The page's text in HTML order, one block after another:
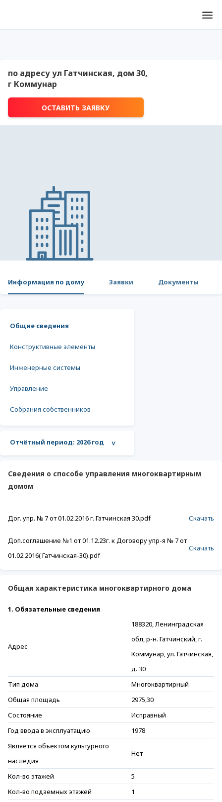
по адресу ул Гатчинская, дом 30,
г Коммунар
ОСТАВИТЬ ЗАЯВКУ
Информация по дому Заявки Документы
Общие сведения
Конструктивные элементы
Инженерные системы
Управление
Собрания собственников
Отчётный период: 2026 год >
Сведения о способе управления многоквартирным
домом
Дог. упр. № 7 от 01.02.2016 г. Гатчинская 30.pdf Скачать
Доп.соглашение №1 от 01.12.23г. к Договору упр-я № 7 от
01.02.2016( Гатчинская-30).pdf
Скачать
Общая характеристика многоквартирного дома
1. Обязательные сведения
Адрес
188320, Ленинградская
обл, р-н. Гатчинский, г.
Коммунар, ул. Гатчинская,
д. 30
Тип дома
Многоквартирный
Общая площадь
2975,30
Состояние
Исправный
Год ввода в эксплуатацию
1978
Является объектом культурного
наследия
Нет
Кол-во этажей
5
Кол-во подземных этажей
1